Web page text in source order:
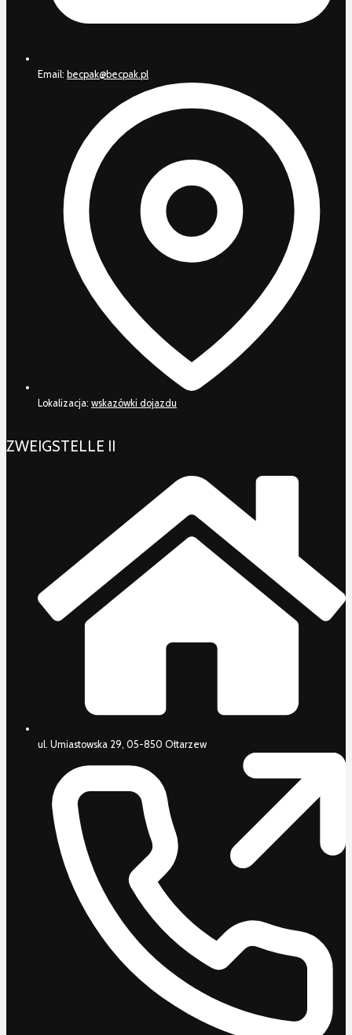
Email: becpak@becpak.pl
Lokalizacja: wskazówki dojazdu
ZWEIGSTELLE II
ul. Umiastowska 29, 05-850 Ołtarzew